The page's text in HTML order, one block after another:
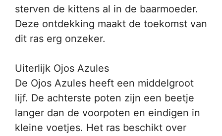
sterven de kittens al in de baarmoeder.
Deze ontdekking maakt de toekomst van
dit ras erg onzeker.
Uiterlijk Ojos Azules
De Ojos Azules heeft een middelgroot
lijf. De achterste poten zijn een beetje
langer dan de voorpoten en eindigen in
kleine voetjes. Het ras beschikt over